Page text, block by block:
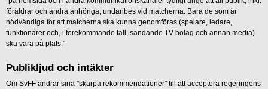
föräldrar och andra anhöriga, undanbes vid matcherna. Bara de som är
nödvändiga för att matcherna ska kunna genomföras (spelare, ledare,
funktionärer och, i förekommande fall, sändande TV-bolag och annan media)
ska vara på plats."
Publikljud och intäkter
Om SvFF ändrar sina "skarpa rekommendationer" till att acceptera regeringens